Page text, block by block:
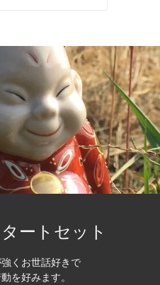
ートセット
くお世話好きで
を好みます。